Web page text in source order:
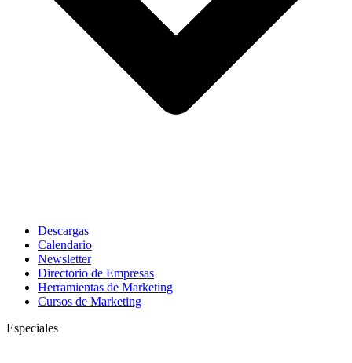
Descargas
Calendario
Newsletter
Directorio de Empresas
Herramientas de Marketing
Cursos de Marketing
Especiales